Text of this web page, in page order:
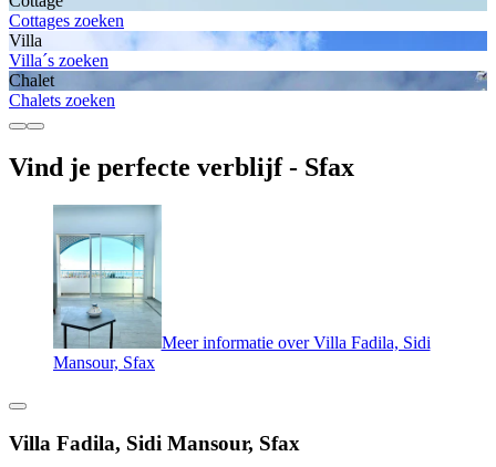
Cottages zoeken
Villa
Villa´s zoeken
Chalet
Chalets zoeken
Vind je perfecte verblijf - Sfax
Meer informatie over Villa Fadila, Sidi
Mansour, Sfax
Villa Fadila, Sidi Mansour, Sfax